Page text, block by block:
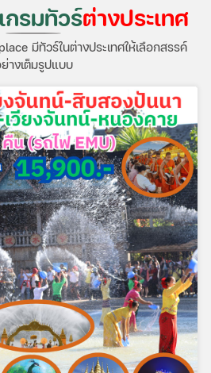
รมทัวร์ต่างประเทศ
มีทัวร์ในต่างประเทศให้เลือกสรรค์
างเต็มรูปแบบ